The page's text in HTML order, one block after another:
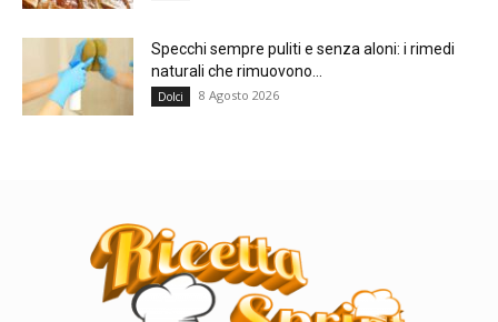
Specchi sempre puliti e senza aloni: i rimedi
naturali che rimuovono...
Dolci 8 Agosto 2026